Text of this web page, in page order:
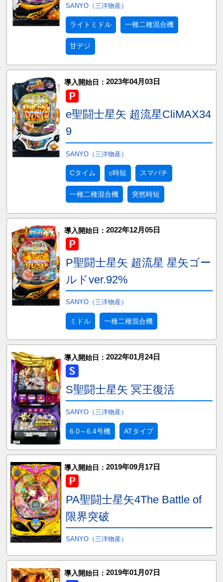
SANYO（三洋物産）
ライトミドル 一種二種混合機
甘デジ
導入開始日： 2023年04月03日
e聖闘士星矢 超流星CliMAX34
9
SANYO（三洋物産）
Cタイム c時短 スマパチ
一種二種混合機 突然時短
導入開始日： 2022年12月05日
P聖闘士星矢 超流星 星矢ゴー
ルドver.92%
SANYO（三洋物産）
ミドル 一種二種混合機
導入開始日： 2022年01月24日
S聖闘士星矢 冥王復活
SANYO（三洋物産）
6.0～6.4号機 ATタイプ
導入開始日： 2019年09月17日
PA聖闘士星矢4The Battle of
限界突破
SANYO（三洋物産）
導入開始日： 2019年01月07日